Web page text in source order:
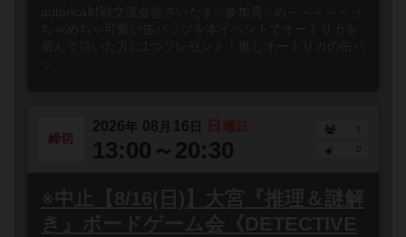
autorica対戦交流会@さいたま✨参加賞✨め～～～～～っ
ちゃめちゃ可愛い缶バッジを本イベントでオートリカを
遊んで頂いた方に1つプレゼント！推しオートリカの缶バ
締切
2026年 08 月 16 日 日 曜日
13:00～20:30
1
※中止【8/16(日)】大宮『推理＆謎解
き』ボードゲーム会《DETECTIVE